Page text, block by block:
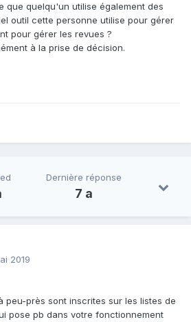
que quelqu'un utilise également des
outil cette personne utilise pour gérer
pour gérer les revues ?
à la prise de décision.
Dernière réponse
7 a
2019
peu-près sont inscrites sur les listes de
pose pb dans votre fonctionnement